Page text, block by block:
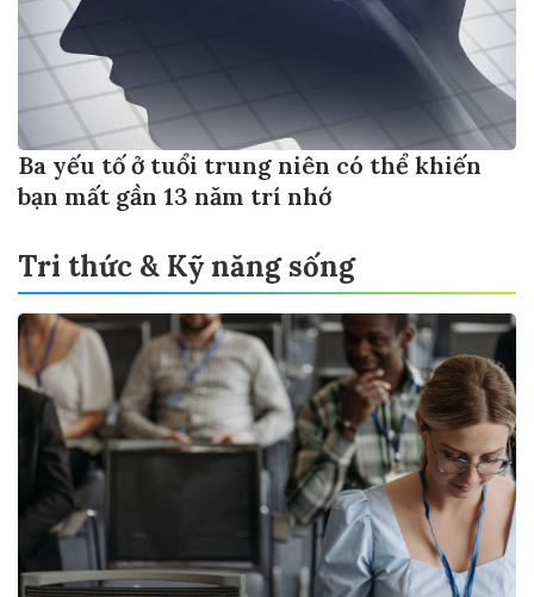
Ba yếu tố ở tuổi trung niên có thể khiến
bạn mất gần 13 năm trí nhớ
Tri thức & Kỹ năng sống